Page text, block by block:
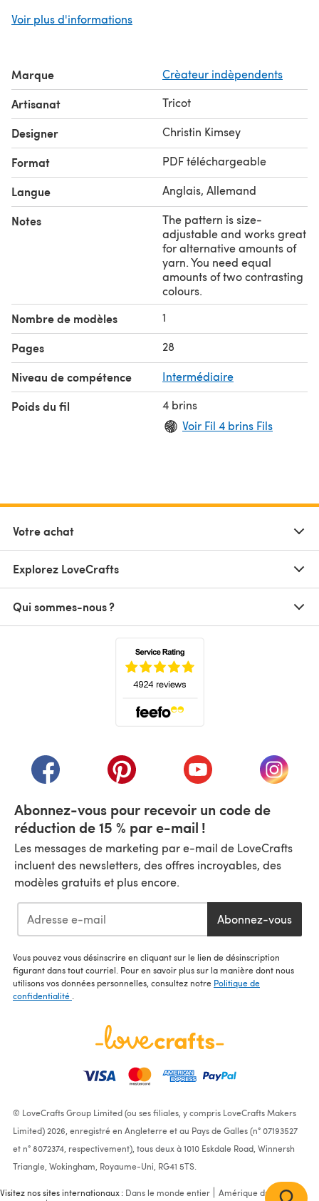
size-adjustable. •Level:
advanced knitters
. • The pattern containsfully written
instructions and chartsand can be worked entirely from
either option. Reading charts is not necessary!
• The pattern is best suited for solid colours. Avoid
multicoloured or variegated yarns.
Voir plus d'informations
Marque Crèateur indèpendents
Artisanat Tricot
Designer Christin Kimsey
Format PDF téléchargeable
Langue Anglais, Allemand
Notes
The pattern is size-
adjustable and works great
for alternative amounts of
yarn. You need equal
amounts of two contrasting
colours.
Nombre de modèles 1
Pages 28
Niveau de compétence Intermédiaire
Poids du fil
4 brins
Voir Fil 4 brins Fils
Votre achat
Explorez LoveCrafts
Qui sommes-nous ?
(s'ouvre dans un nouvel onglet)
(s'ouvre dans un nouvel onglet)
(s'ouvre dans un(s'ouvre
Abonnez-vous pour recevoir un code de
réduction de 15 % par e-mail !
Les messages de marketing par e-mail de LoveCrafts
incluent des newsletters, des offres incroyables, des
modèles gratuits et plus encore.
Abonnez-vous
Vous pouvez vous désinscrire en cliquant sur le lien de désinscription
figurant dans tout courriel. Pour en savoir plus sur la manière dont nous
utilisons vos données personnelles, consultez notre Politique de
confidentialité
© LoveCrafts Group Limited (ou ses filiales, y compris LoveCrafts Makers
Limited) 2026, enregistré en Angleterre et au Pays de Galles (n° 07193527
et n° 8072374, respectivement), tous deux à 1010 Eskdale Road, Winnersh
Triangle, Wokingham, Royaume-Uni, RG41 5TS.
Visitez nos sites internationaux : Dans le monde entier
Amérique du Nord